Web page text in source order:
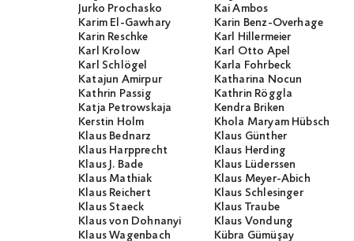
Jurko Prochasko
Kai Ambos
Karim El-Gawhary
Karin Benz-Overhage
Karin Reschke
Karl Hillermeier
Karl Krolow
Karl Otto Apel
Karl Schlögel
Karla Fohrbeck
Katajun Amirpur
Katharina Nocun
Kathrin Passig
Kathrin Röggla
Katja Petrowskaja
Kendra Briken
Kerstin Holm
Khola Maryam Hübsch
Klaus Bednarz
Klaus Günther
Klaus Harpprecht
Klaus Herding
Klaus J. Bade
Klaus Lüderssen
Klaus Mathiak
Klaus Meyer-Abich
Klaus Reichert
Klaus Schlesinger
Klaus Staeck
Klaus Traube
Klaus von Dohnanyi
Klaus Vondung
Klaus Wagenbach
Kübra Gümüşay